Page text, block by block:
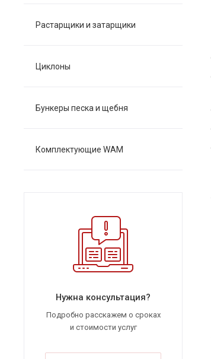
Растарщики и затарщики
Циклоны
Бункеры песка и щебня
Комплектующие WAM
Нужна консультация?
Подробно расскажем о сроках
и стоимости услуг